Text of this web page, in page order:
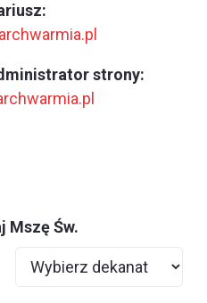
strony:
Mszę Św.